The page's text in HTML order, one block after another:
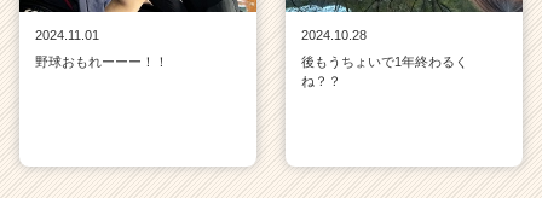
2024.11.01
野球おもれーーー！！
2024.10.28
後もうちょいで1年終わるく
ね？？